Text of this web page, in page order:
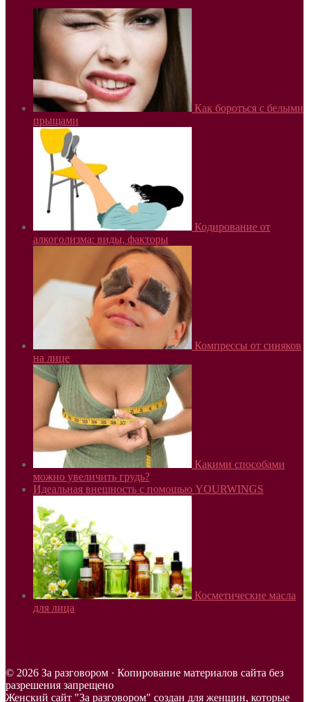
Как бороться с белыми
прыщами
Кодирование от
алкоголизма: виды, факторы
Компрессы от синяков
на лице
Какими способами
можно увеличить грудь?
Идеальная внешность с помощью YOURWINGS
Косметические масла
для лица
© 2026 За разговором · Копирование материалов сайта без
разрешения запрещено
Женский сайт "За разговором" создан для женщин, которые